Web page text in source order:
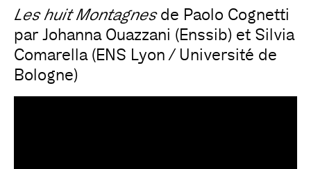
Les huit Montagnesde Paolo Cognetti
par Johanna Ouazzani (Enssib) et Silvia
Comarella (ENS Lyon / Université de
Bologne)